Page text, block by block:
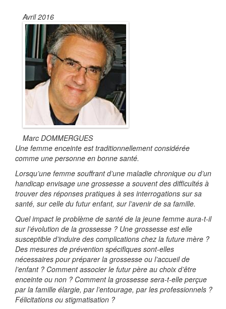
Avril 2016
Marc DOMMERGUES
Une femme enceinte est traditionnellement considérée
comme une personne en bonne santé.
Lorsqu’une femme souffrant d’une maladie chronique ou d’un
handicap envisage une grossesse a souvent des difficultés à
trouver des réponses pratiques à ses interrogations sur sa
santé, sur celle du futur enfant, sur l’avenir de sa famille.
Quel impact le problème de santé de la jeune femme aura-t-il
sur l’évolution de la grossesse ? Une grossesse est elle
susceptible d’induire des complications chez la future mère ?
Des mesures de prévention spécifiques sont-elles
nécessaires pour préparer la grossesse ou l’accueil de
l’enfant ? Comment associer le futur père au choix d’être
enceinte ou non ? Comment la grossesse sera-t-elle perçue
par la famille élargie, par l’entourage, par les professionnels ?
Félicitations ou stigmatisation ?